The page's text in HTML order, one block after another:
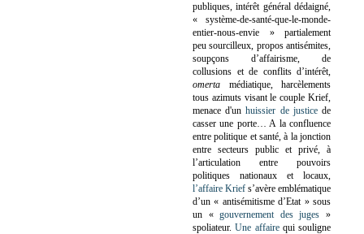
publiques, intérêt général dédaigné,
« système-de-santé-que-le-monde-
entier-nous-envie » partialement
peu sourcilleux, propos antisémites,
soupçons d’affairisme, de
collusions et de conflits d’intérêt,
omerta médiatique, harcèlements
tous azimuts visant le couple Krief,
menace d'unhuissier de justicede
casser une porte… A la confluence
entre politique et santé, à la jonction
entre secteurs public et privé, à
l’articulation entre pouvoirs
politiques nationaux et locaux,
l’affaire Krief s’avère emblématique
d’un « antisémitisme d’Etat » sous
un «gouvernement des juges »
spoliateur.Une affairequi souligne